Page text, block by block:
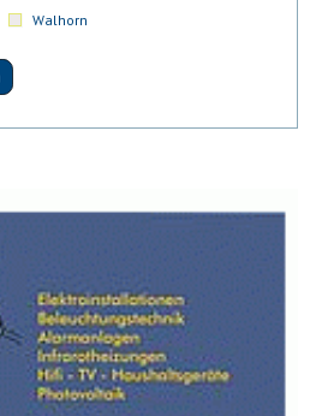
Walhorn